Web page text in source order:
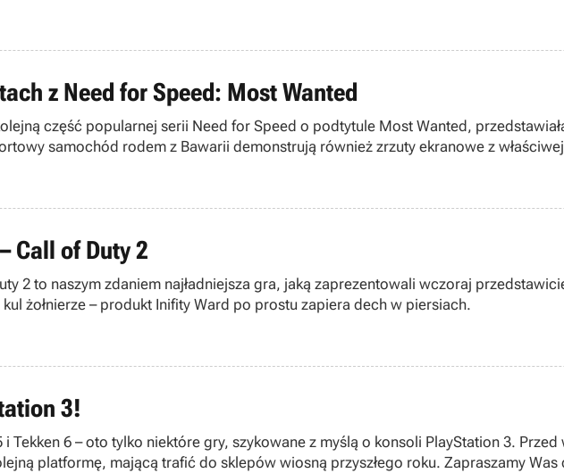
z Need for Speed: Most Wanted
część popularnej serii Need for Speed o podtytule Most Wanted,
samochód rodem z Bawarii demonstrują również zrzuty ekranowe z
Call of Duty 2
2 to naszym zdaniem najładniejsza gra, jaką zaprezentowali wczoraj
żołnierze – produkt Inifity Ward po prostu zapiera dech w piersiach.
3!
Tekken 6 – oto tylko niektóre gry, szykowane z myślą o konsoli PlayStation 3.
platformę, mającą trafić do sklepów wiosną przyszłego roku. Zapraszamy